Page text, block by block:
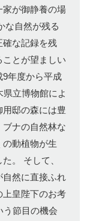
が御静養の場
な自然が残る
確な記録を残
ことが望ましい
9年度から平成
立博物館によ
邸の森には豊
ナの自然林な
の動植物が生
。
そして、
然に直接ふれ
皇陛下のお考
う節目の機会